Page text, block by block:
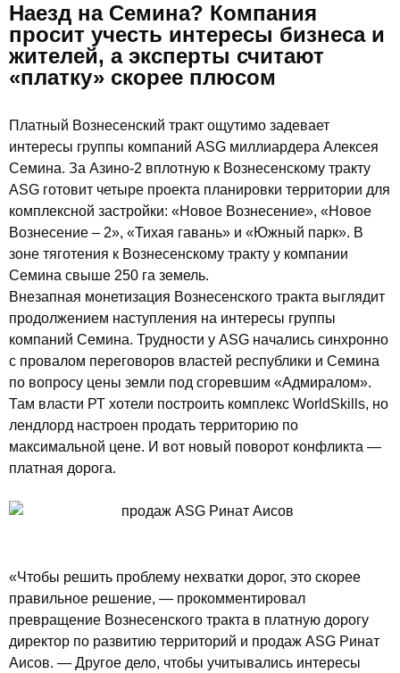
Наезд на Семина? Компания
просит учесть интересы бизнеса и
жителей, а эксперты считают
«платку» скорее плюсом
Платный Вознесенский тракт ощутимо задевает
интересы группы компаний ASG миллиардера Алексея
Семина. За Азино-2 вплотную к Вознесенскому тракту
ASG готовит четыре проекта планировки территории для
комплексной застройки: «Новое Вознесение», «Новое
Вознесение – 2», «Тихая гавань» и «Южный парк». В
зоне тяготения к Вознесенскому тракту у компании
Семина свыше 250 га земель.
Внезапная монетизация Вознесенского тракта выглядит
продолжением наступления на интересы группы
компаний Семина. Трудности у ASG начались синхронно
с провалом переговоров властей республики и Семина
по вопросу цены земли под сгоревшим «Адмиралом».
Там власти РТ хотели построить комплекс WorldSkills, но
лендлорд настроен продать территорию по
максимальной цене. И вот новый поворот конфликта —
платная дорога.
«Чтобы решить проблему нехватки дорог, это скорее
правильное решение, — прокомментировал
превращение Вознесенского тракта в платную дорогу
директор по развитию территорий и продаж ASG Ринат
Аисов. — Другое дело, чтобы учитывались интересы